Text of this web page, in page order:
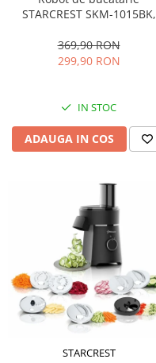
STARCREST SKM-1015BK,
Accesorii, 10 Viteze + Pulse,
Negru
369,90 RON
299,90 RON
IN STOC
ADAUGA IN COS
STARCREST